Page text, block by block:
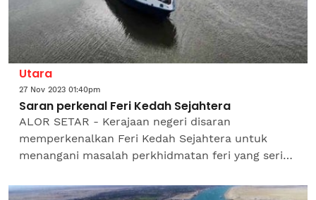
Utara
27 Nov 2023 01:40pm
Saran perkenal Feri Kedah Sejahtera
ALOR SETAR - Kerajaan negeri disaran
memperkenalkan Feri Kedah Sejahtera untuk
menangani masalah perkhidmatan feri yang sering
mencadangkan operasi feri...